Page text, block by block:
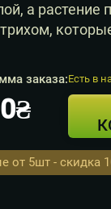
а растение
заказа:Есть в
от 5шт - скидка